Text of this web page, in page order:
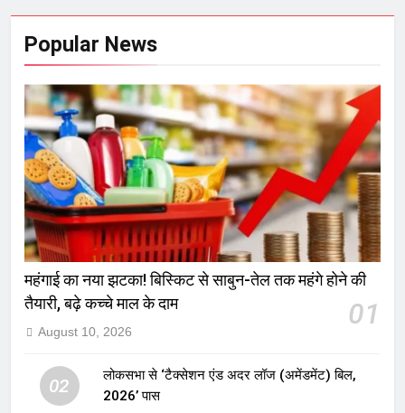
Popular News
महंगाई का नया झटका! बिस्किट से साबुन-तेल तक महंगे होने की
तैयारी, बढ़े कच्चे माल के दाम
01
August 10, 2026
02
लोकसभा से ‘टैक्सेशन एंड अदर लॉज (अमेंडमेंट) बिल,
2026’ पास